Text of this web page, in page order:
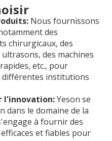
Nous fournissons
des
chirurgicaux, des
des machines
etc., pour
différentes institutions
l'innovation:Yeson se
dans le domaine de la
à fournir des
et fiables pour